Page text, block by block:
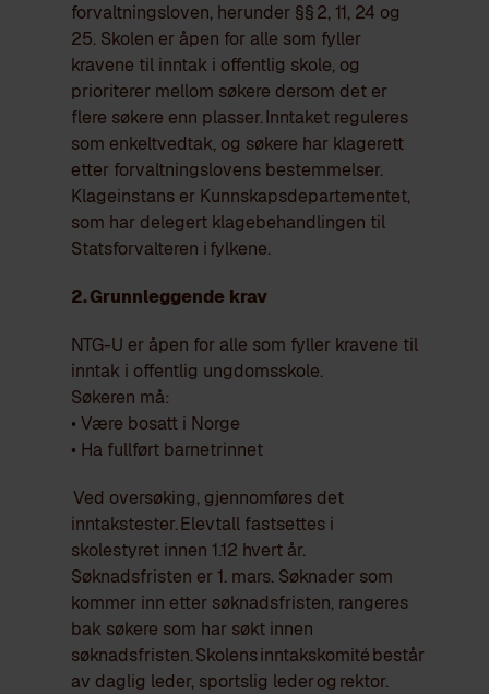
forvaltningsloven, herunder §§2, 11, 24 og
25. Skolen er åpen for alle som fyller
kravene til inntak i offentlig skole, og
prioriterer mellom søkere dersom det er
flere søkere enn plasser.Inntaket reguleres
som enkeltvedtak, og søkere har klagerett
etter forvaltningslovens bestemmelser.
Klageinstans er Kunnskapsdepartementet,
som har delegert klagebehandlingen til
Statsforvalteren i fylkene.
2. Grunnleggende krav
NTG-U er åpen for alle som fyller kravene til
inntak i offentlig ungdomsskole.
Søkeren må:
• Være bosatt i Norge
• Ha fullført barnetrinnet
Ved oversøking, gjennomføres det
inntakstester.Elevtall fastsettes i
skolestyret innen 1.12 hvert år.
Søknadsfristen er 1. mars. Søknader som
kommer inn etter søknadsfristen, rangeres
bak søkere som har søkt innen
søknadsfristen.Skolens inntakskomité består
av daglig leder, sportslig leder og rektor.